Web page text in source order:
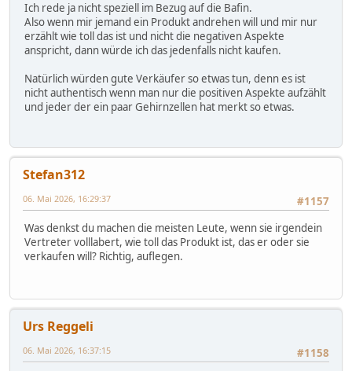
Ich rede ja nicht speziell im Bezug auf die Bafin.
Also wenn mir jemand ein Produkt andrehen will und mir nur
erzählt wie toll das ist und nicht die negativen Aspekte
anspricht, dann würde ich das jedenfalls nicht kaufen.
Natürlich würden gute Verkäufer so etwas tun, denn es ist
nicht authentisch wenn man nur die positiven Aspekte aufzählt
und jeder der ein paar Gehirnzellen hat merkt so etwas.
Stefan312
#1157
06. Mai 2026, 16:29:37
Was denkst du machen die meisten Leute, wenn sie irgendein
Vertreter volllabert, wie toll das Produkt ist, das er oder sie
verkaufen will? Richtig, auflegen.
Urs Reggeli
#1158
06. Mai 2026, 16:37:15